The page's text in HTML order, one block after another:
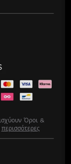
Όροι &
περισσότερες